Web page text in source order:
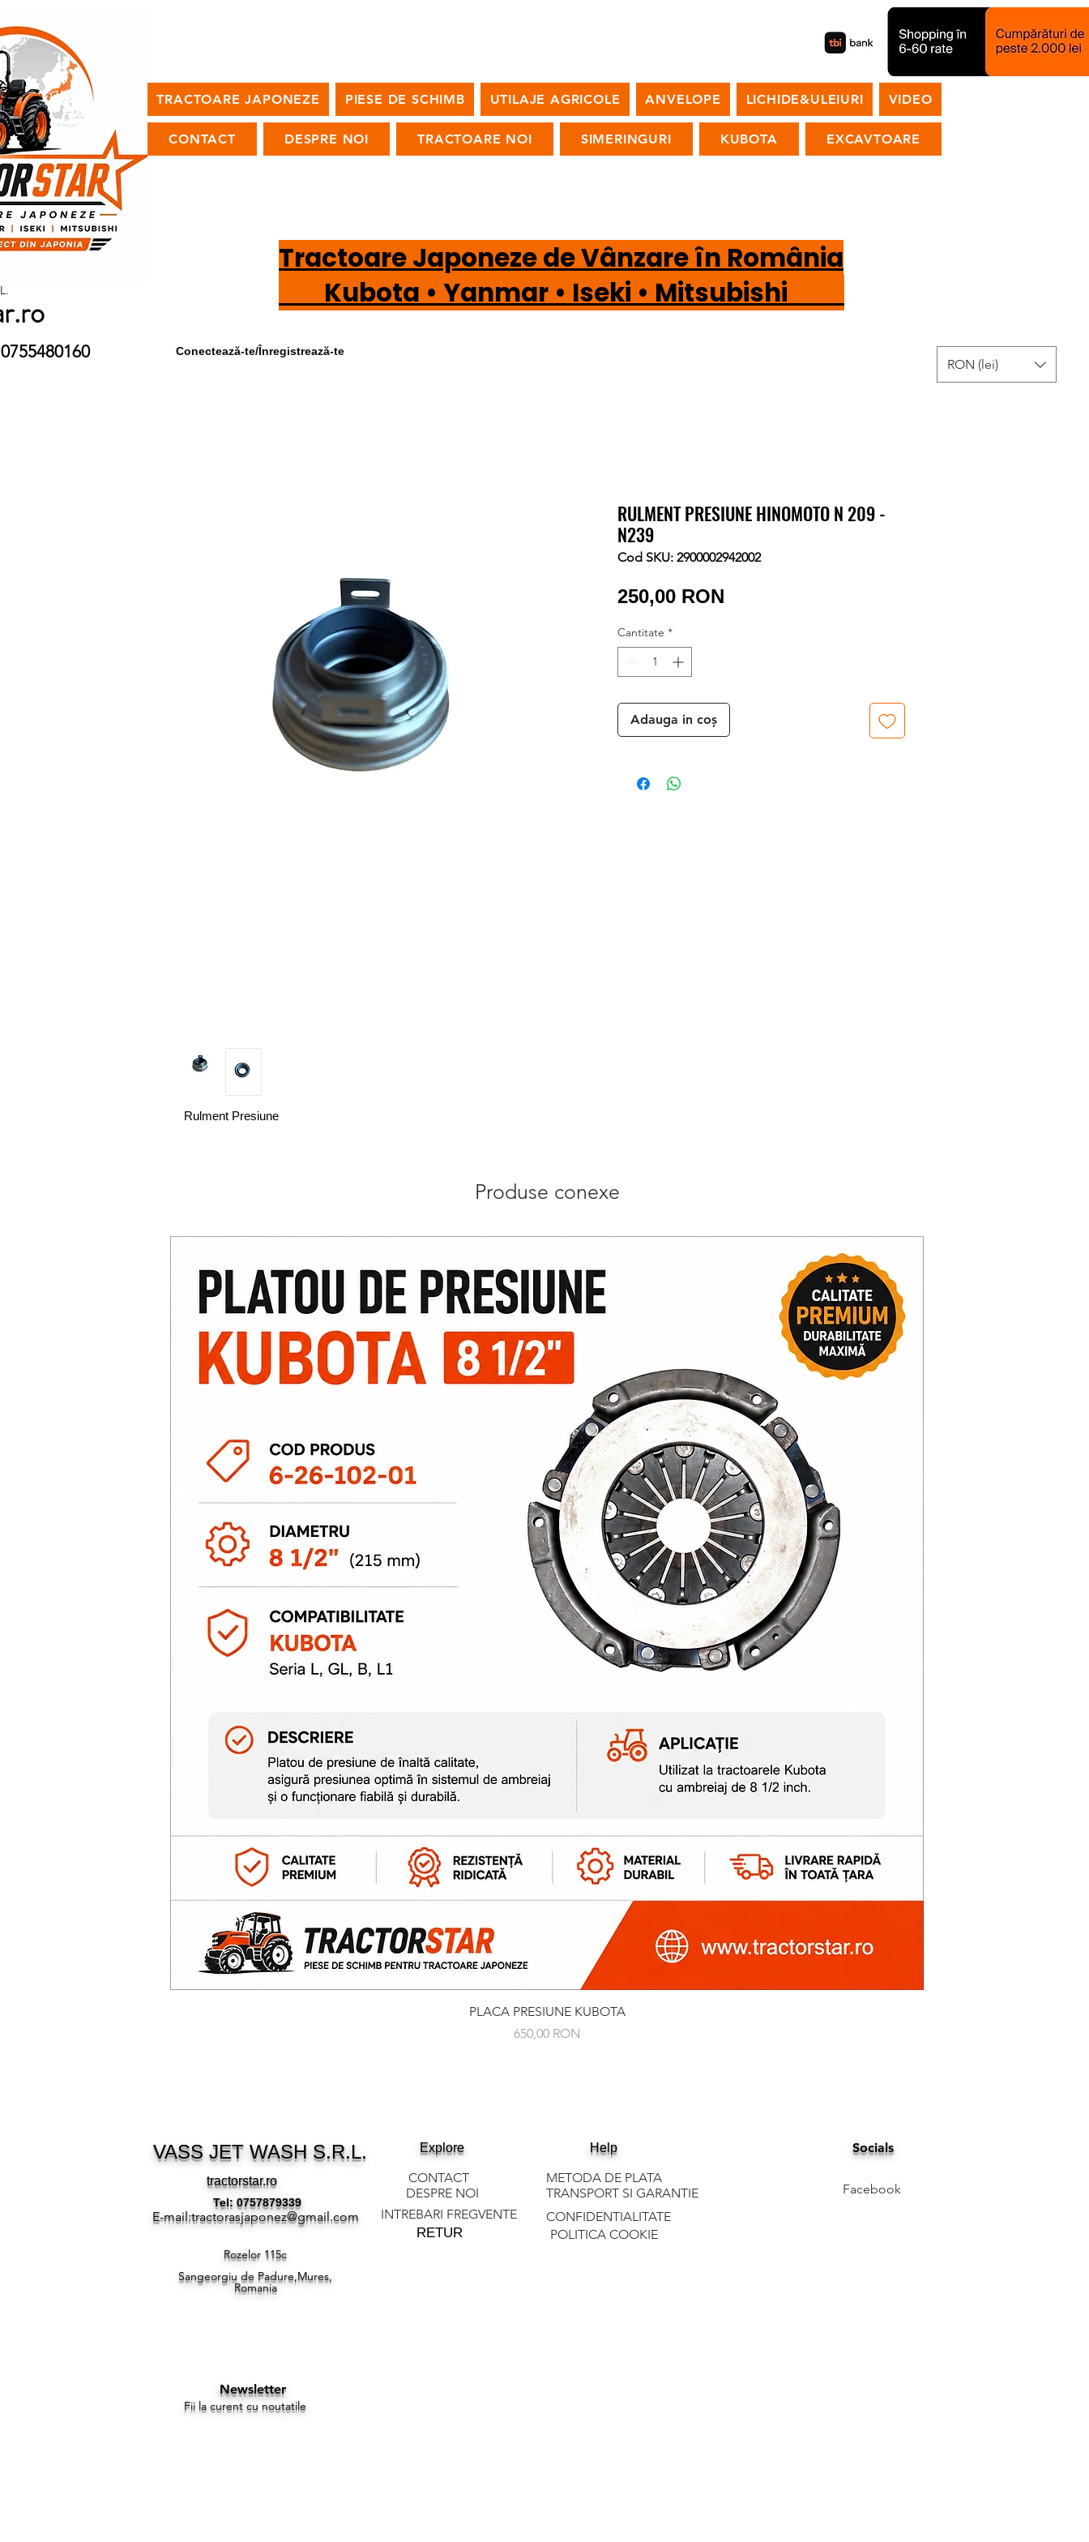
TRACTOARE JAPONEZE PIESE DE SCHIMB UTILAJE AGRICOLE ANVELOPE LICHIDE&ULEIURI VIDEO
CONTACT DESPRE NOI TRACTOARE NOI SIMERINGURI KUBOTA EXCAVTOARE
Tractoare Japoneze de Vânzare în România
Kubota • Yanmar • Iseki • Mitsubishi
/ 0755480160 Conectează-te/Înregistrează-te
Rulment Presiune
RULMENT PRESIUNE HINOMOTO N 209 -
N239
Cod SKU: 2900002942002
250,00 RON
Cantitate *
Adauga in coș
Produse conexe
Afișare rapidă
PLACA PRESIUNE KUBOTA
Preț
650,00 RON
RON (lei)
VASS JET WASH S.R.L.
tractorstar.ro
Tel: 0757879339
E-mail:tractorasjaponez@gmail.com
Explore Help
CONTACT
DESPRE NOI
METODA DE PLATA
TRANSPORT SI GARANTIE
INTREBARI FREGVENTE
CONFIDENTIALITATE
POLITICA COOKIE
RETUR
Socials
Facebook
Rozelor 115c
Sangeorgiu de Padure,Mures,
Romania
Newsletter
Fii la curent cu noutatile